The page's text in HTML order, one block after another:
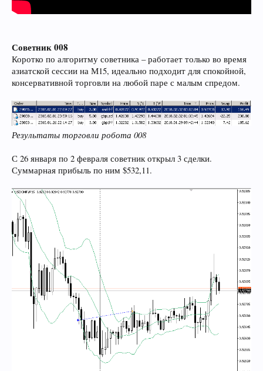
Советник 008
Коротко по алгоритму советника – работает только во время
азиатской сессии на М15, идеально подходит для спокойной,
консервативной торговли на любой паре с малым спредом.
Результаты торговли робота 008
С 26 января по 2 февраля советник открыл 3 сделки.
Суммарная прибыль по ним $532,11.